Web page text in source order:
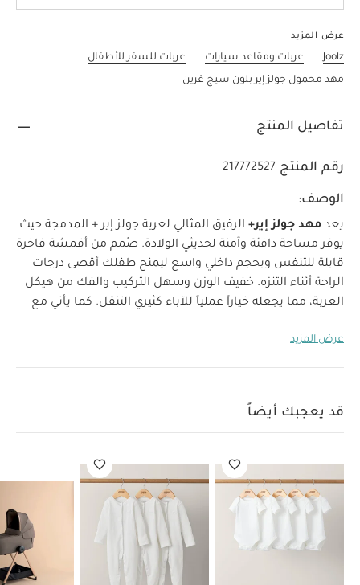
عرض المزيد
Joolz عربات ومقاعد سيارات
عربات للسفر للأطفال
مهد محمول جولز إير بلون سيج غرين
تفاصيل المنتج
رقم المنتج 217772527
الوصف:
يعد مهد جولز إير+ الرفيق المثالي لعربة جولز إير + المدمجة حيث
يوفر مساحة دافئة وآمنة لحديثي الولادة. صُمم من أقمشة فاخرة
قابلة للتنفس وبحجم داخلي واسع ليمنح طفلك أقصى درجات
الراحة أثناء التنزه. خفيف الوزن وسهل التركيب والفك من هيكل
العربة، مما يجعله خياراً عملياً للآباء كثيري التنقل. كما يأتي مع
صغيرك في كل المواسم
واسع لمزيد من الراحة
الشمس مع نظام تهوية
تثبيت سريع وآمن على هيكل عربة إير+
وسادة ناعمة تسمح بمرور الهواء
نظام تهوية لراحة
الطفل
قابل للطي لتوفير مساحة تخزين أكبر
إضافية
المقاسات (بعد الفتح)
المقاسات (بعد الطي)
حوالي
الفئة العمرية/الوزن المناسب
قد يعجبك أيضاً:
طقم ألبسة قطعة واحدة
عرض المزيد
قد يعجبك أيضاً